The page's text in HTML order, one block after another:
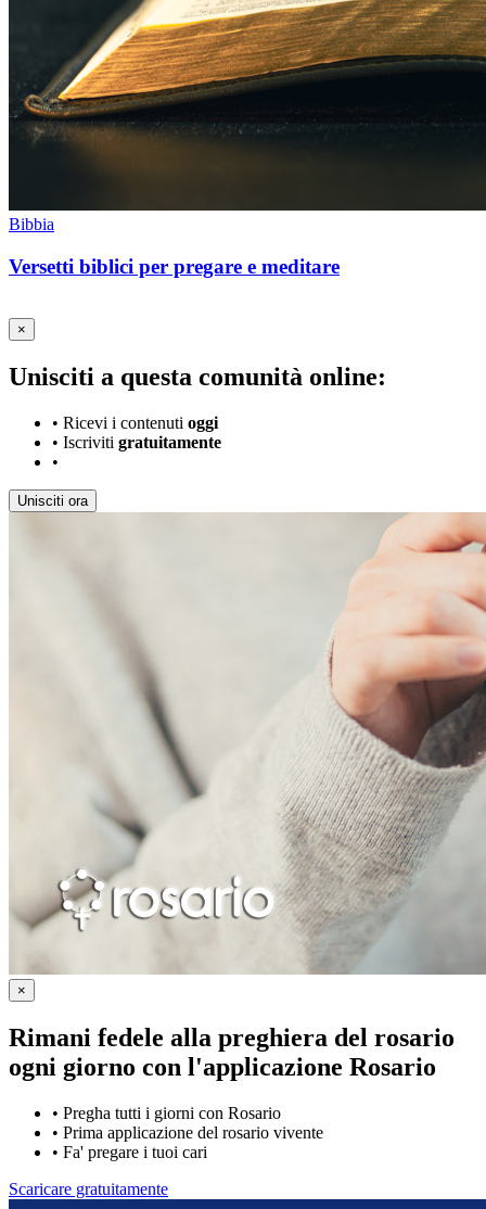
Bibbia
Versetti biblici per pregare e meditare
×
Unisciti a questa comunità online:
• Ricevi i contenuti oggi
• Iscriviti gratuitamente
•
Unisciti ora
×
Rimani fedele alla preghiera del rosario
ogni giorno con l'applicazione Rosario
• Pregha tutti i giorni con Rosario
• Prima applicazione del rosario vivente
• Fa' pregare i tuoi cari
Scaricare gratuitamente